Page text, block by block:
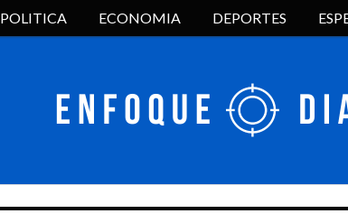
POLITICA ECONOMIA DEPORTES